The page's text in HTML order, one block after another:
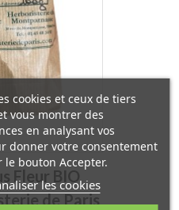
Fleur BIO
de Paris
cookies et ceux de tiers
vous montrer des
en analysant vos
donner votre consentement
bouton Accepter.
les cookies